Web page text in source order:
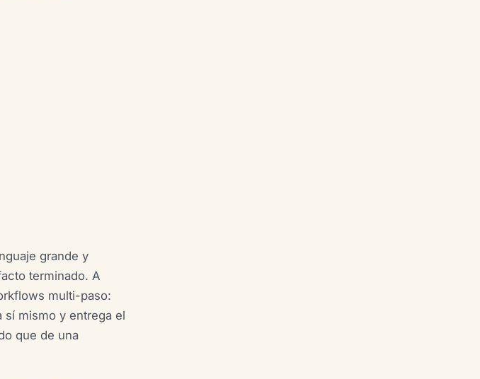
grande y
terminado. A
multi-paso:
sí mismo y entrega el
que de una